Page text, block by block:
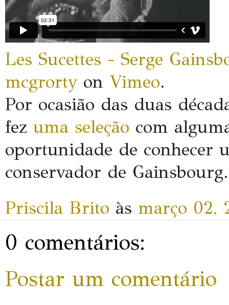
Les Sucettes - Serge
mcgrorty on Vimeo.
Por ocasião das duas
fez uma seleção com
oportunidade de conhecer
conservador de Gainsbourg
Priscila Brito às março 02,
0 comentários:
Postar um comentário